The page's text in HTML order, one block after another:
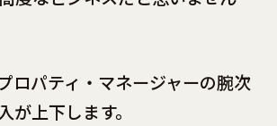
ロパティ・マネージャーの腕次
が上下します。